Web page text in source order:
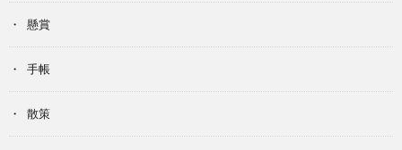
懸賞
手帳
散策